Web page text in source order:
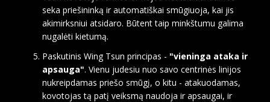
seka priešininką ir automatiškai smūgiuoja, kai jis
akimirksniui atsidaro. Būtent taip minkštumu galima
nugalėti kietumą.
Paskutinis Wing Tsun principas - "vieninga ataka ir
apsauga". Vienu judesiu nuo savo centrinės linijos
nukreipdamas priešo smūgį, o kitu - atakuodamas,
kovotojas tą patį veiksmą naudoja ir apsaugai, ir